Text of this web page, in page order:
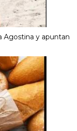
Agostina y apuntan